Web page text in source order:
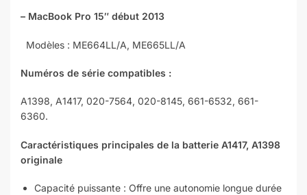
– MacBook Pro 15″ début 2013
Modèles : ME664LL/A, ME665LL/A
Numéros de série compatibles :
A1398, A1417, 020-7564, 020-8145, 661-6532, 661-
6360.
Caractéristiques principales de la batterie A1417, A1398
originale
Capacité puissante : Offre une autonomie longue durée